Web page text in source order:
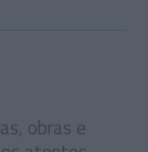
obras e